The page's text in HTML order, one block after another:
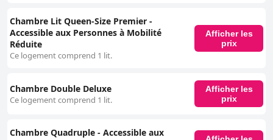
Chambre Lit Queen-Size Premier -
Accessible aux Personnes à Mobilité
Réduite
Ce logement comprend 1 lit.
Afficher les
prix
Chambre Double Deluxe
Ce logement comprend 1 lit.
Afficher les
prix
Chambre Quadruple - Accessible aux